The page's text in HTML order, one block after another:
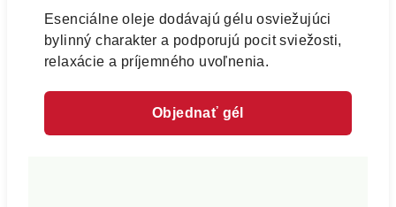
Esenciálne oleje dodávajú gélu osviežujúci
bylinný charakter a podporujú pocit sviežosti,
relaxácie a príjemného uvoľnenia.
Objednať gél